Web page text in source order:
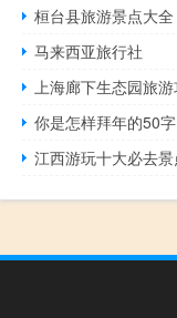
桓台县旅游景点大全
马来西亚旅行社
上海廊下生态园旅游
你是怎样拜年的50字
江西游玩十大必去景